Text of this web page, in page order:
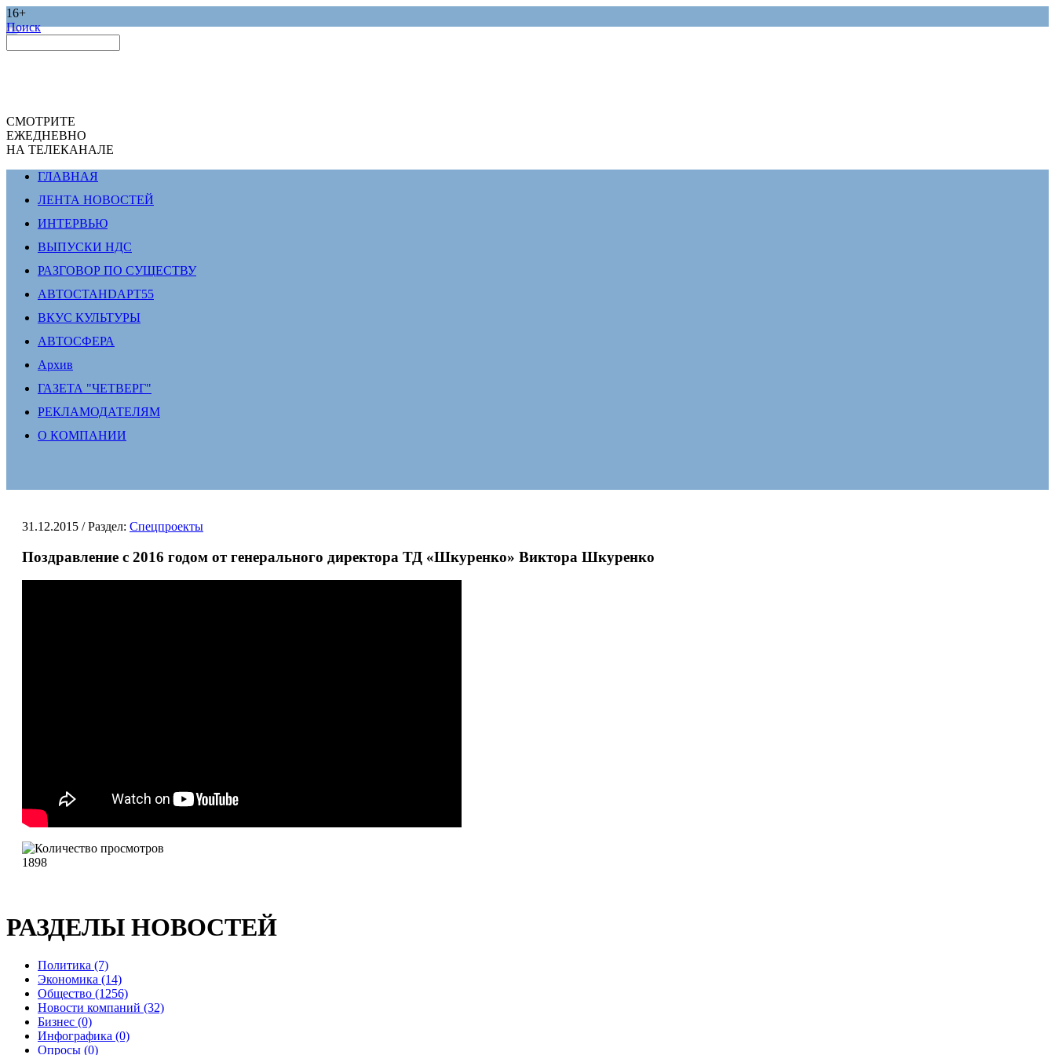
16+
Поиск
СМОТРИТЕ
ЕЖЕДНЕВНО
НА ТЕЛЕКАНАЛЕ
ГЛАВНАЯ
ЛЕНТА НОВОСТЕЙ
ИНТЕРВЬЮ
ВЫПУСКИ НДС
РАЗГОВОР ПО СУЩЕСТВУ
АВТОСТАНDАРТ55
ВКУС КУЛЬТУРЫ
АВТОСФЕРА
Архив
ГАЗЕТА "ЧЕТВЕРГ"
РЕКЛАМОДАТЕЛЯМ
О КОМПАНИИ
31.12.2015 / Раздел: Спецпроекты
Поздравление с 2016 годом от генерального директора ТД «Шкуренко» Виктора Шкуренко
1898
РАЗДЕЛЫ НОВОСТЕЙ
Политика (7)
Экономика (14)
Общество (1256)
Новости компаний (32)
Бизнес (0)
Инфографика (0)
Опросы (0)